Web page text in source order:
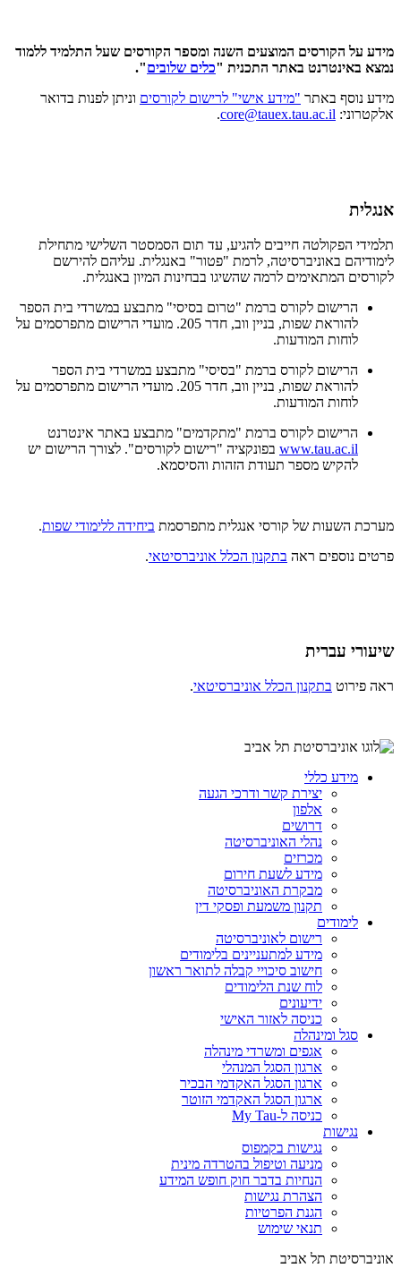
מידע על הקורסים המוצעים השנה ומספר הקורסים שעל התלמיד ללמוד
נמצא באינטרנט באתר התכנית "כלים שלובים".
מידע נוסף באתר "מידע אישי" לרישום לקורסים וניתן לפנות בדואר
אלקטרוני: core@tauex.tau.ac.il
.
אנגלית
תלמידי הפקולטה חייבים להגיע, עד תום הסמסטר השלישי מתחילת
לימודיהם באוניברסיטה, לרמת "פטור" באנגלית. עליהם להירשם
לקורסים המתאימים לרמה שהשיגו בבחינות המיון באנגלית.
הרישום לקורס ברמת "טרום בסיסי" מתבצע במשרדי בית הספר
להוראת שפות, בניין ווב, חדר 205. מועדי הרישום מתפרסמים על
לוחות המודעות.
הרישום לקורס ברמת "בסיסי" מתבצע במשרדי בית הספר
להוראת שפות, בניין ווב, חדר 205. מועדי הרישום מתפרסמים על
לוחות המודעות.
הרישום לקורס ברמת "מתקדמים" מתבצע באתר אינטרנט
www.tau.ac.il בפונקציה "רישום לקורסים". לצורך הרישום יש
להקיש מספר תעודת הזהות והסיסמא.
מערכת השעות של קורסי אנגלית מתפרסמת ביחידה ללימודי שפות.
פרטים נוספים ראה בתקנון הכלל אוניברסיטאי.
שיעורי עברית
ראה פירוט בתקנון הכלל אוניברסיטאי.
מידע כללי
יצירת קשר ודרכי הגעה
אלפון
דרושים
נהלי האוניברסיטה
מכרזים
מידע לשעת חירום
מבקרת האוניברסיטה
תקנון משמעת ופסקי דין
לימודים
רישום לאוניברסיטה
מידע למתעניינים בלימודים
חישוב סיכויי קבלה לתואר ראשון
לוח שנת הלימודים
ידיעונים
כניסה לאזור האישי
סגל ומינהלה
אגפים ומשרדי מינהלה
ארגון הסגל המנהלי
ארגון הסגל האקדמי הבכיר
ארגון הסגל האקדמי הזוטר
כניסה ל-My Tau
נגישות
נגישות בקמפוס
מניעה וטיפול בהטרדה מינית
הנחיות בדבר חוק חופש המידע
הצהרת נגישות
הגנת הפרטיות
תנאי שימוש
אוניברסיטת תל אביב